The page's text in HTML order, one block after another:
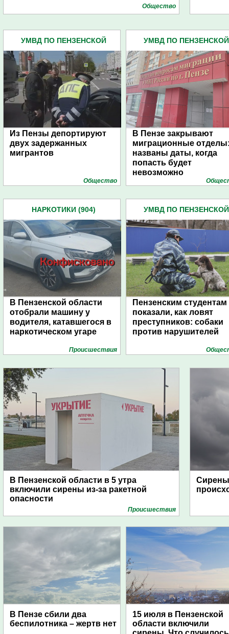
Общество
УМВД ПО ПЕНЗЕНСКОЙ
Из Пензы депортируют
двух задержанных
мигрантов
Общество
УМВД ПО ПЕНЗЕНСКОЙ
В Пензе закрывают
миграционные
названы даты, когда
попасть будет
невозможно
НАРКОТИКИ (904)
В Пензенской области
отобрали машину у
водителя, катавшегося в
наркотическом угаре
Проиcшествия
УМВД ПО ПЕНЗЕНСКОЙ
Пензенским студентам
показали, как ловят
преступников: собаки
против нарушителей
В Пензенской области в 5 утра
включили сирены из-за ракетной
опасности
Проиcшествия
Сирены
В Пензе сбили два
беспилотника – жертв нет
15 июля в Пензенской
области включили